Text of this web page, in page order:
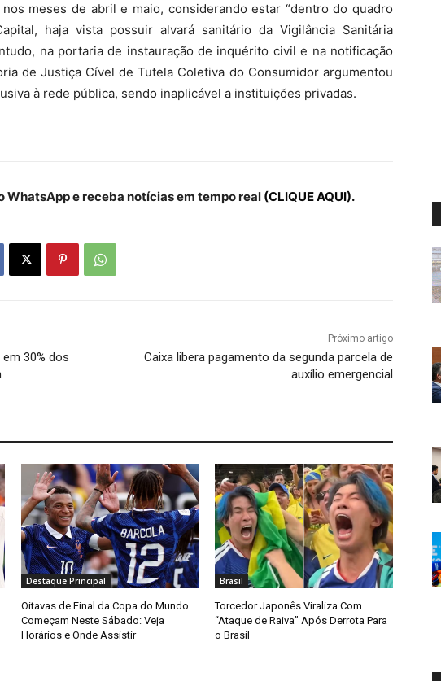
meses de abril e maio, considerando estar “dentro do quadro
haja vista possuir alvará sanitário da Vigilância Sanitária
na portaria de instauração de inquérito civil e na notificação
de Justiça Cível de Tutela Coletiva do Consumidor argumentou
à rede pública, sendo inaplicável a instituições privadas.
WhatsApp e receba notícias em tempo real (CLIQUE AQUI).
30% dos
Próximo artigo
Caixa libera pagamento da segunda parcela de
auxílio emergencial
Destaque Principal
Oitavas de Final da Copa do Mundo
Começam Neste Sábado: Veja
Horários e Onde Assistir
Brasil
Torcedor Japonês Viraliza Com
“Ataque de Raiva” Após Derrota Para
o Brasil